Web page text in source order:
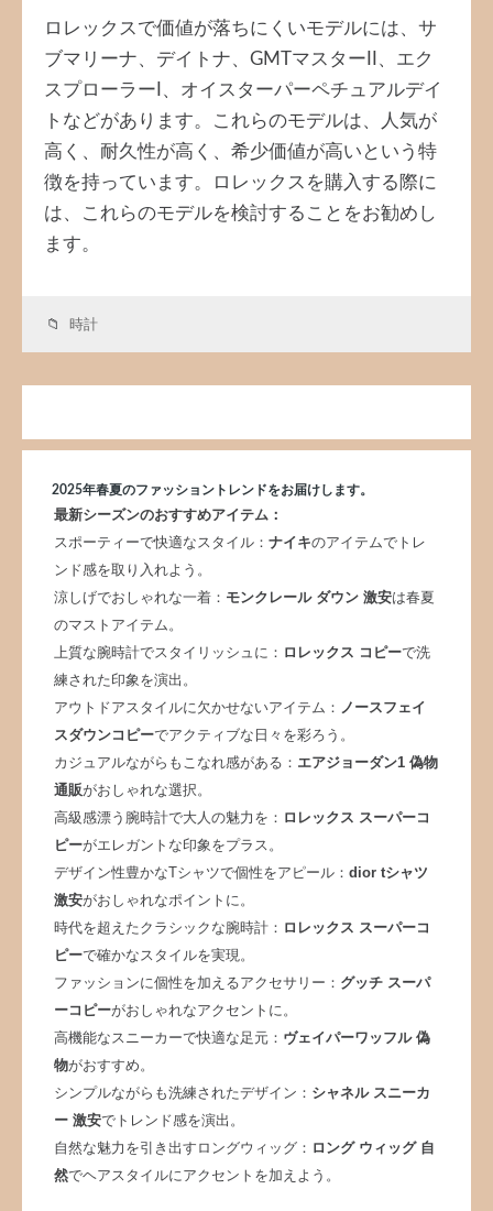
ロレックスで価値が落ちにくいモデルには、サ
ブマリーナ、デイトナ、GMTマスターII、エク
スプローラーI、オイスターパーペチュアルデイ
トなどがあります。これらのモデルは、人気が
高く、耐久性が高く、希少価値が高いという特
徴を持っています。ロレックスを購入する際に
は、これらのモデルを検討することをお勧めし
ます。
時計
2025年春夏のファッショントレンドをお届けします。
最新シーズンのおすすめアイテム：
スポーティーで快適なスタイル： ナイキのアイテムでトレ
ンド感を取り入れよう。
涼しげでおしゃれな一着： モンクレール ダウン 激安は春夏
のマストアイテム。
上質な腕時計でスタイリッシュに： ロレックス コピーで洗
練された印象を演出。
アウトドアスタイルに欠かせないアイテム： ノースフェイ
スダウンコピーでアクティブな日々を彩ろう。
カジュアルながらもこなれ感がある： エアジョーダン1 偽物
通販がおしゃれな選択。
高級感漂う腕時計で大人の魅力を： ロレックス スーパーコ
ピーがエレガントな印象をプラス。
デザイン性豊かなTシャツで個性をアピール： dior tシャツ
激安がおしゃれなポイントに。
時代を超えたクラシックな腕時計： ロレックス スーパーコ
ピーで確かなスタイルを実現。
ファッションに個性を加えるアクセサリー： グッチ スーパ
ーコピーがおしゃれなアクセントに。
高機能なスニーカーで快適な足元： ヴェイパーワッフル 偽
物がおすすめ。
シンプルながらも洗練されたデザイン： シャネル スニーカ
ー 激安でトレンド感を演出。
自然な魅力を引き出すロングウィッグ： ロング ウィッグ 自
然でヘアスタイルにアクセントを加えよう。